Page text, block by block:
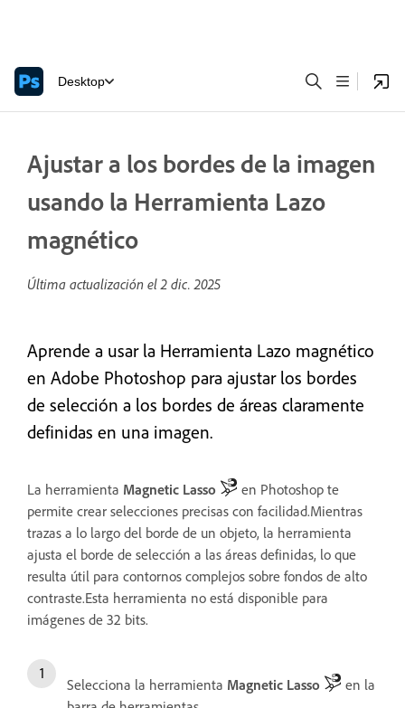
Desktop
Ajustar a los bordes de la imagen
usando la Herramienta Lazo
magnético
Última actualización el2 dic. 2025
Aprende a usar la Herramienta Lazo magnético
en Adobe Photoshop para ajustar los bordes
de selección a los bordes de áreas claramente
definidas en una imagen.
La herramienta Magnetic Lasso
en Photoshop te
permite crear selecciones precisas con facilidad.Mientras
trazas a lo largo del borde de un objeto, la herramienta
ajusta el borde de selección a las áreas definidas, lo que
resulta útil para contornos complejos sobre fondos de alto
contraste.Esta herramienta no está disponible para
imágenes de 32 bits.
Selecciona la herramienta Magnetic Lasso
en la